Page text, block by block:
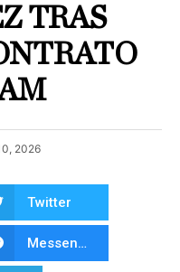
TRAS
2026
Twitter
Messenger